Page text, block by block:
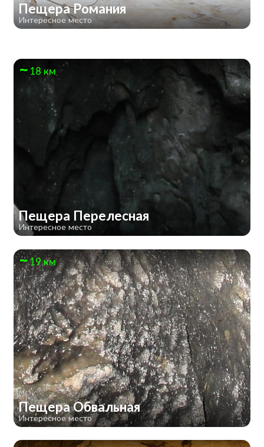
Пещера Романия
Интересное место
18 км
Пещера Перелесная
Интересное место
19 км
Пещера Обвальная
Интересное место